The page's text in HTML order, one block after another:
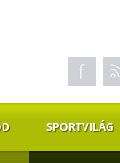
SPORTVILÁG